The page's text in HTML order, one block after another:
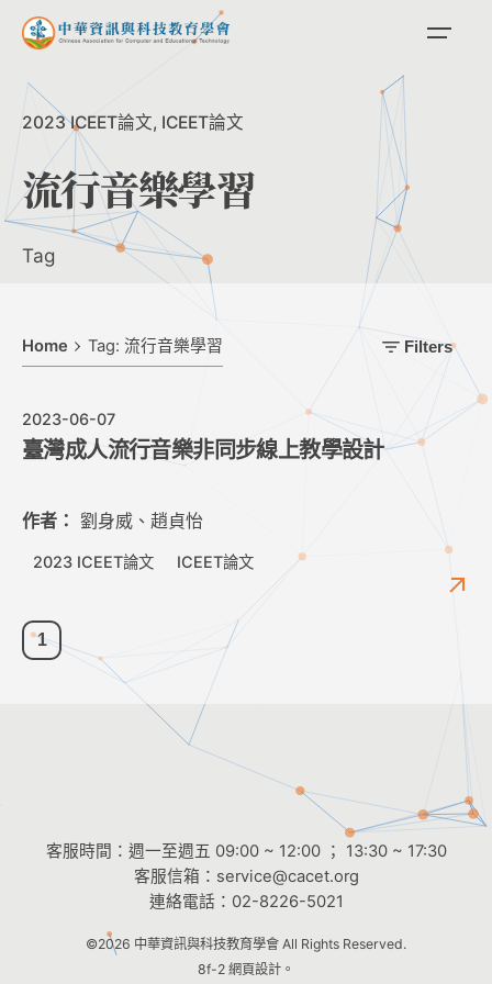
Skip
2023 ICEET論文 ICEET論文
流行音樂學習
Tag
Home Tag: 流行音樂學習 Filters
2023-06-07
臺灣成人流行音樂非同步線上教學設計
作者： 劉身威、趙貞怡
2023 ICEET論文 ICEET論文
1
客服時間：週一至週五 09:00 ~ 12:00 ； 13:30 ~ 17:30
客服信箱： service@cacet.org
連絡電話： 02-8226-5021
©2026 中華資訊與科技教育學會 All Rights Reserved.
8f-2 網頁設計。